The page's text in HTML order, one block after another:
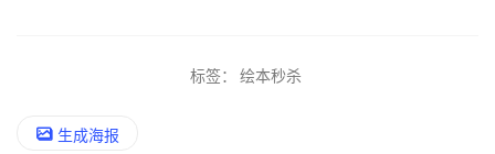
标签： 绘本秒杀
生成海报